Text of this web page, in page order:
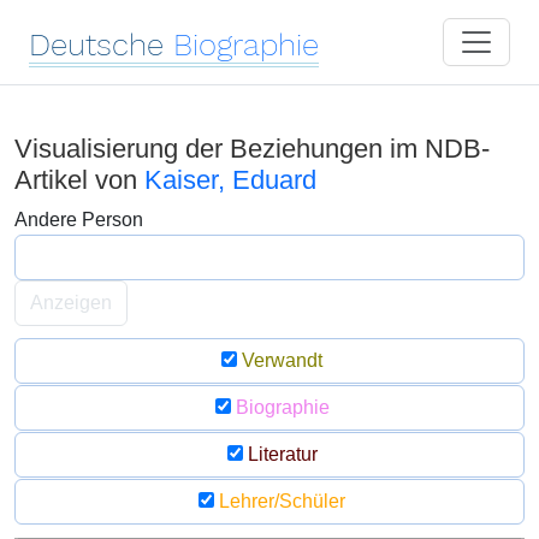
Deutsche Biographie
Visualisierung der Beziehungen im NDB-
Artikel von Kaiser, Eduard
Andere Person
Anzeigen
Verwandt
Biographie
Literatur
Lehrer/Schüler